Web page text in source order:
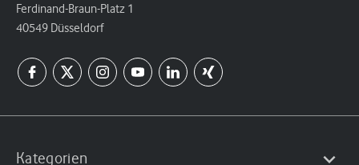
Ferdinand-Braun-Platz 1
40549 Düsseldorf
Kategorien